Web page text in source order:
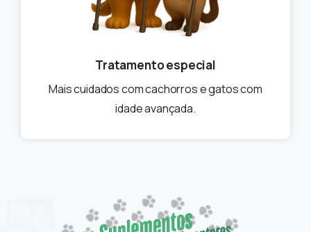
Tratamento especial
Mais cuidados com cachorros e gatos com
idade avançada.